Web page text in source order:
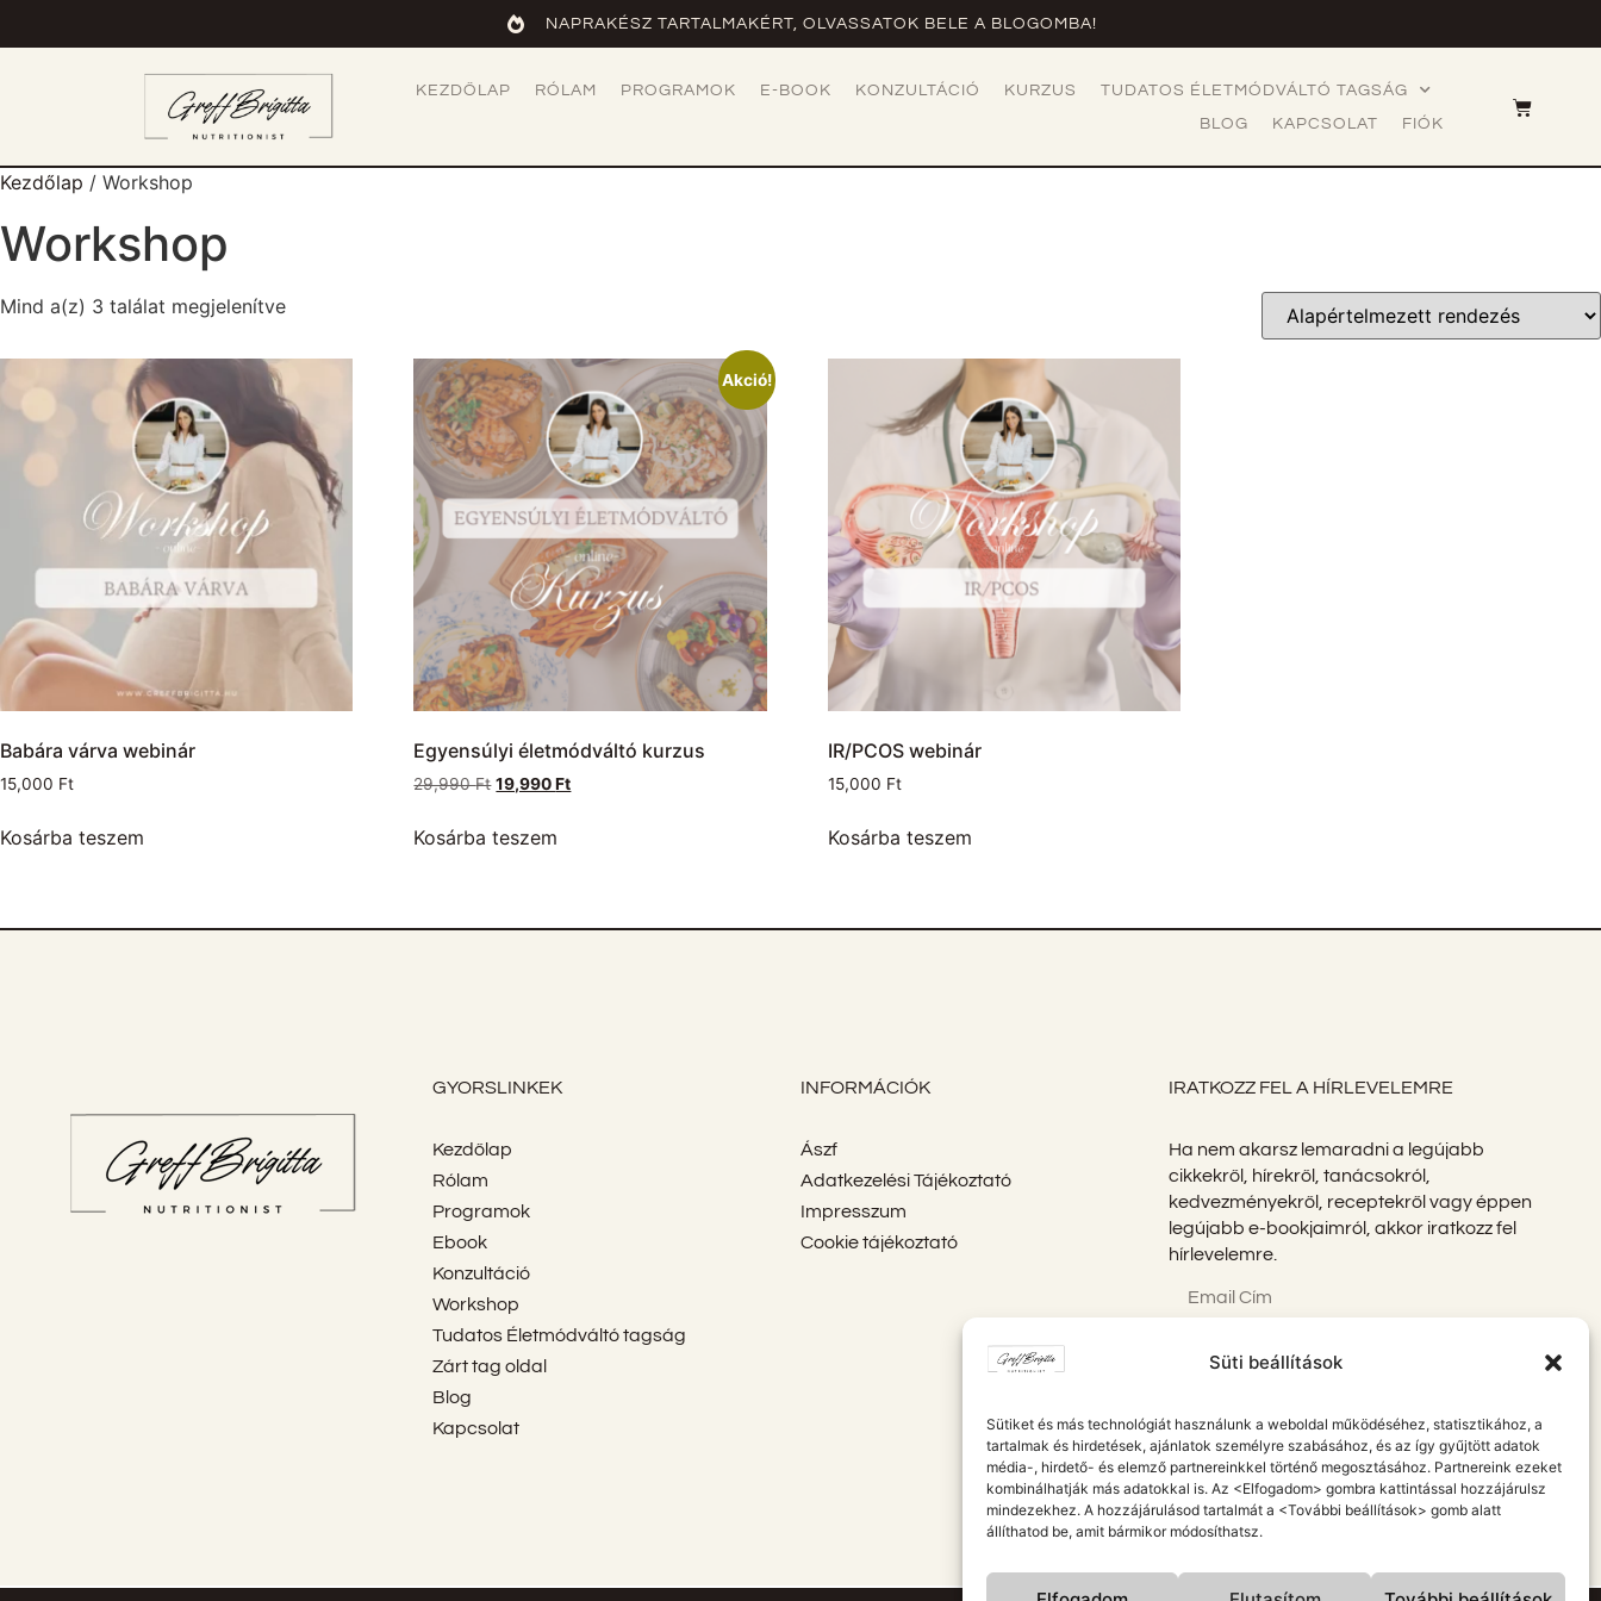
Süti beállítások
Sütiket és más technológiát használunk a weboldal működéséhez, statisztikához, a
tartalmak és hirdetések, ajánlatok személyre szabásához, és az így gyűjtött adatok
média-, hirdető- és elemző partnereinkkel történő megosztásához. Partnereink ezeket
kombinálhatják más adatokkal is. Az <Elfogadom> gombra kattintással hozzájárulsz
mindezekhez. A hozzájárulásod tartalmát a <További beállítások> gomb alatt
állíthatod be, amit bármikor módosíthatsz.
NAPRAKÉSZ TARTALMAKÉRT, OLVASSATOK BELE A BLOGOMBA!
KEZDŐLAP RÓLAM PROGRAMOK E-BOOK KONZULTÁCIÓ KURZUS
TUDATOS ÉLETMÓDVÁLTÓ TAGSÁG
BLOG
KAPCSOLAT FIÓK
Kezdőlap / Workshop
Workshop
Mind a(z) 3 találat megjelenítve
Babára várva webinár
15,000 Ft
Kosárba teszem
Akció!
Egyensúlyi életmódváltó kurzus
29,990Ft 19,990Ft
Kosárba teszem
IR/PCOS webinár
15,000 Ft
Kosárba teszem
GYORSLINKEK
Kezdőlap
Rólam
Programok
Ebook
Konzultáció
Workshop
Tudatos Életmódváltó tagság
Zárt tag oldal
Blog
Kapcsolat
INFORMÁCIÓK
Ászf
Adatkezelési Tájékoztató
Impresszum
Cookie tájékoztató
IRATKOZZ FEL A HÍRLEVELEMRE
Ha nem akarsz lemaradni a legújabb
cikkekről, hírekről, tanácsokról,
kedvezményekről, receptekről vagy éppen
legújabb e-bookjaimról, akkor iratkozz fel
hírlevelemre.